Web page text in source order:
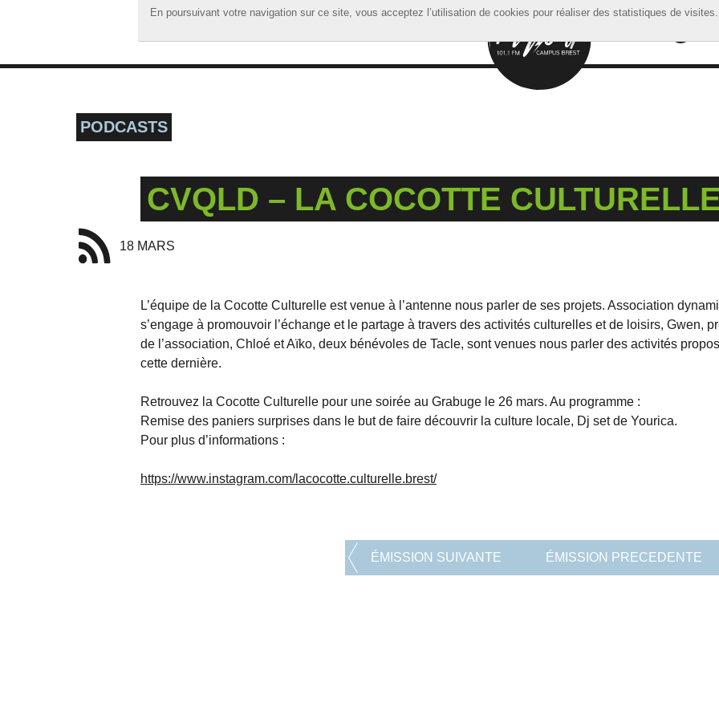
En poursuivant votre navigation sur ce site, vous acceptez l’utilisation de cookies pour réaliser des statistiques de visites.
En poursuivant votre navigation sur ce site, vous acceptez l’utilisation de cookies pour réaliser des statistiques de visites.
ACCUEIL
PODCASTS
CVQLD – LA COCOTTE CULTURELLE
18 MARS
L’équipe de la Cocotte Culturelle est venue à l’antenne nous parler de ses projets. Association
s’engage à promouvoir l’échange et le partage à travers des activités culturelles et de loisirs, Gwen,
de l’association, Chloé et Aïko, deux bénévoles de Tacle, sont venues nous parler des activités
cette dernière.
Retrouvez la Cocotte Culturelle pour une soirée au Grabuge le 26 mars. Au programme :
Remise des paniers surprises dans le but de faire découvrir la culture locale, Dj set de Yourica.
Pour plus d’informations :
https://www.instagram.com/lacocotte.culturelle.brest/
ÉMISSION SUIVANTE ÉMISSION PRECEDENTE